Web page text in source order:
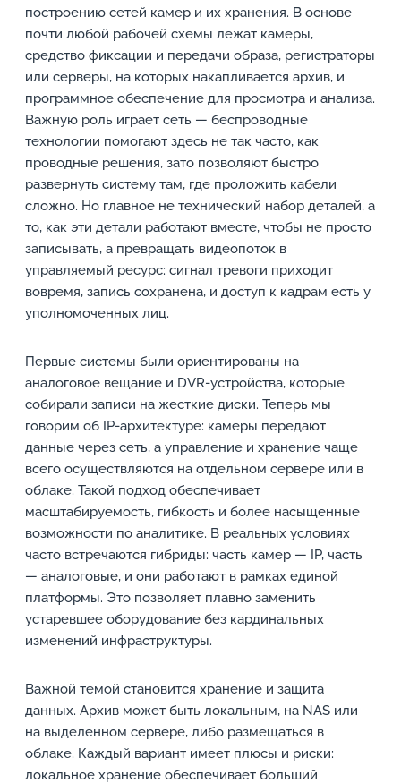
построению сетей камер и их хранения. В основе
почти любой рабочей схемы лежат камеры,
средство фиксации и передачи образа, регистраторы
или серверы, на которых накапливается архив, и
программное обеспечение для просмотра и анализа.
Важную роль играет сеть — беспроводные
технологии помогают здесь не так часто, как
проводные решения, зато позволяют быстро
развернуть систему там, где проложить кабели
сложно. Но главное не технический набор деталей, а
то, как эти детали работают вместе, чтобы не просто
записывать, а превращать видеопоток в
управляемый ресурс: сигнал тревоги приходит
вовремя, запись сохранена, и доступ к кадрам есть у
уполномоченных лиц.
Первые системы были ориентированы на
аналоговое вещание и DVR-устройства, которые
собирали записи на жесткие диски. Теперь мы
говорим об IP-архитектуре: камеры передают
данные через сеть, а управление и хранение чаще
всего осуществляются на отдельном сервере или в
облаке. Такой подход обеспечивает
масштабируемость, гибкость и более насыщенные
возможности по аналитике. В реальных условиях
часто встречаются гибриды: часть камер — IP, часть
— аналоговые, и они работают в рамках единой
платформы. Это позволяет плавно заменить
устаревшее оборудование без кардинальных
изменений инфраструктуры.
Важной темой становится хранение и защита
данных. Архив может быть локальным, на NAS или
на выделенном сервере, либо размещаться в
облаке. Каждый вариант имеет плюсы и риски:
локальное хранение обеспечивает больший